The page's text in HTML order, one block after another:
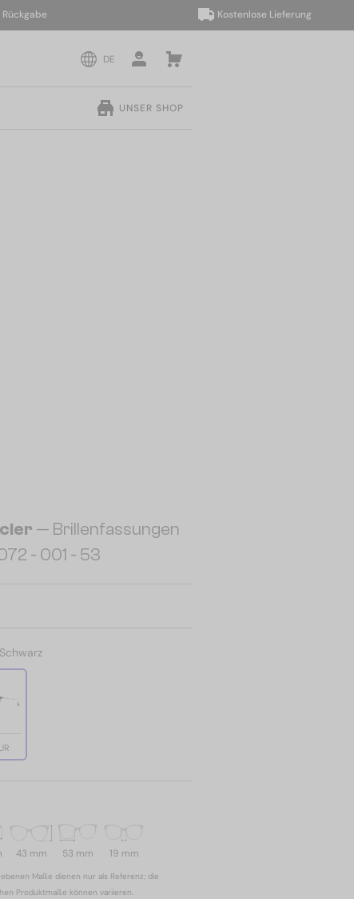
Kostenlose Lieferung
DE
UNSER SHOP
— Brillenfassungen
- 001 - 53
Schwarz
43 mm 53 mm 19 mm
Maße dienen nur als Referenz; die
Produktmaße können variieren.